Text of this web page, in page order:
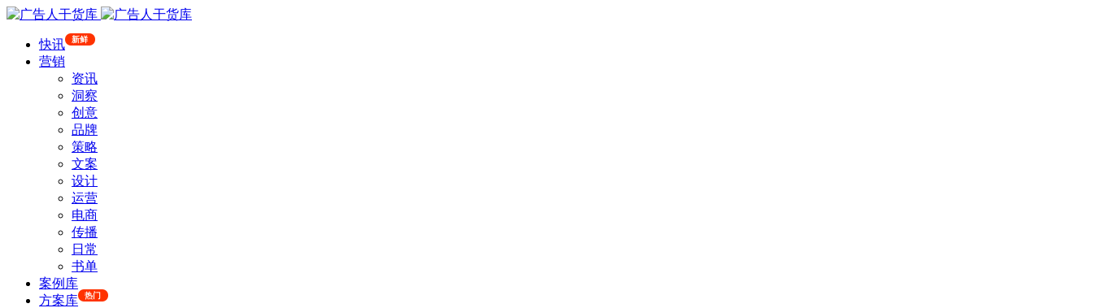
快讯 新鲜
营销
资讯
洞察
创意
品牌
策略
文案
设计
运营
电商
传播
日常
书单
案例库
方案库
热门